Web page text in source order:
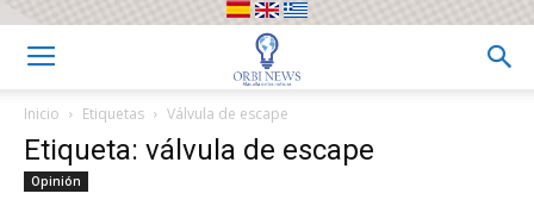
Inicio Etiquetas Válvula de escape
Etiqueta: válvula de escape
Opinión